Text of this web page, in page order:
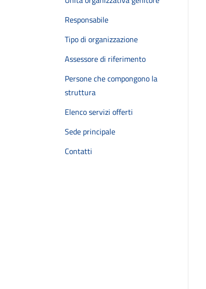
Responsabile
Tipo di organizzazione
Assessore di riferimento
Persone che compongono la
struttura
Elenco servizi offerti
Sede principale
Contatti